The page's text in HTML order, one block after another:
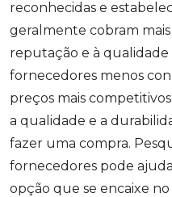
reconhecidas e
geralmente cobram
reputação e à qualidade
fornecedores menos
preços mais
a qualidade e a
fazer uma compra.
fornecedores pode
opção que se encaixe